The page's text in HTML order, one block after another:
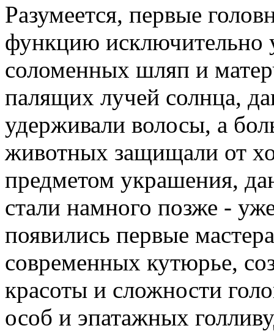
Разумеется, первые
функцию исключительно
соломенных шляп и
палящих лучей солнца,
удерживали волосы, а
животных защищали от
предметом украшения,
стали намного позже -
появились первые
современных кутюрье,
красоты и сложности
особ и эпатажных